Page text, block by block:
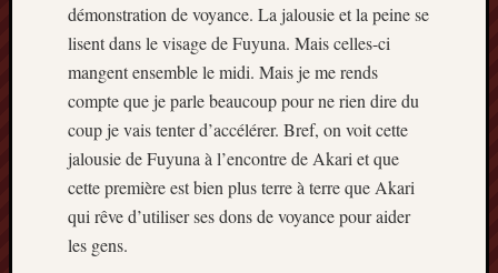
démonstration de voyance. La jalousie et la peine se
lisent dans le visage de Fuyuna. Mais celles-ci
mangent ensemble le midi. Mais je me rends
compte que je parle beaucoup pour ne rien dire du
coup je vais tenter d’accélérer. Bref, on voit cette
jalousie de Fuyuna à l’encontre de Akari et que
cette première est bien plus terre à terre que Akari
qui rêve d’utiliser ses dons de voyance pour aider
les gens.